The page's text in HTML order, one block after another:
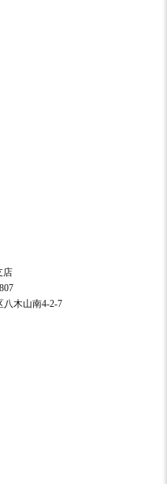
店
八木山南4-2-7